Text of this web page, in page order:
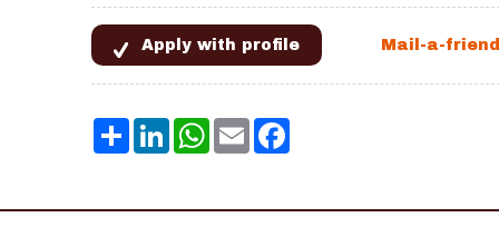
Share LinkedInWhatsApp
Email